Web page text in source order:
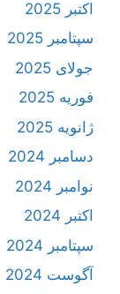
اکتبر 2025
سپتامبر 2025
جولای 2025
فوریه 2025
ژانویه 2025
دسامبر 2024
نوامبر 2024
اکتبر 2024
سپتامبر 2024
آگوست 2024